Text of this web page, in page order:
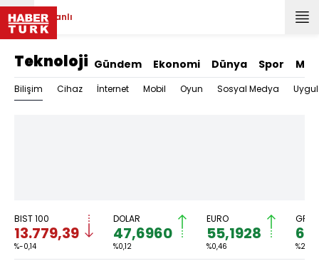
Canlı
Teknoloji Gündem Ekonomi Dünya Spor
Bilişim Cihaz İnternet Mobil Oyun Sosyal Medya
BIST 100
13.779,39
%-0,14
DOLAR
47,6960
%0,12
EURO
55,1928
%0,46 %2,44